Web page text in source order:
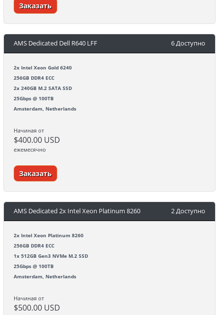
Заказать
AMS Dedicated Dell R640 LFF 6 Доступно
2x Intel Xeon Gold 6240
256GB DDR4 ECC
2x 240GB M.2 SATA SSD
25Gbps @ 100TB
Amsterdam, Netherlands
Начиная от
$400.00 USD
ежемесячно
Заказать
AMS Dedicated 2x Intel Xeon Platinum 8260 2 Доступно
2x Intel Xeon Platinum 8260
256GB DDR4 ECC
1x 512GB Gen3 NVMe M.2 SSD
25Gbps @ 100TB
Amsterdam, Netherlands
Начиная от
$500.00 USD